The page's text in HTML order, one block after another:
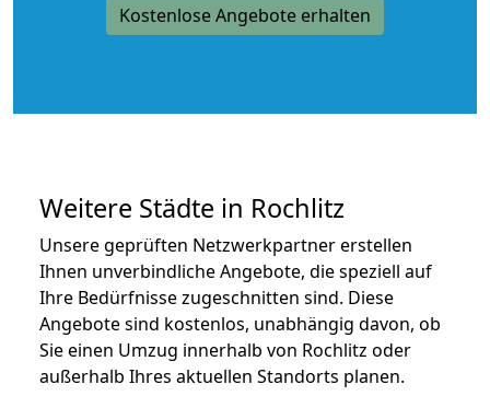
Kostenlose Angebote erhalten
Weitere Städte in Rochlitz
Unsere geprüften Netzwerkpartner erstellen
Ihnen unverbindliche Angebote, die speziell auf
Ihre Bedürfnisse zugeschnitten sind. Diese
Angebote sind kostenlos, unabhängig davon, ob
Sie einen Umzug innerhalb von Rochlitz oder
außerhalb Ihres aktuellen Standorts planen.